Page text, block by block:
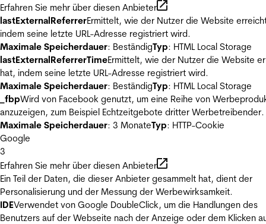
Erfahren Sie mehr über diesen Anbieter
lastExternalReferrerErmittelt, wie der Nutzer die Website
indem seine letzte URL-Adresse registriert wird.
Maximale Speicherdauer: BeständigTyp: HTML Local Storage
lastExternalReferrerTimeErmittelt, wie der Nutzer die Website
hat, indem seine letzte URL-Adresse registriert wird.
Maximale Speicherdauer: BeständigTyp: HTML Local Storage
_fbpWird von Facebook genutzt, um eine Reihe von
anzuzeigen, zum Beispiel Echtzeitgebote dritter Werbetreibender.
Maximale Speicherdauer: 3 MonateTyp: HTTP-Cookie
Google
3
Erfahren Sie mehr über diesen Anbieter
Ein Teil der Daten, die dieser Anbieter gesammelt hat, dient der
Personalisierung und der Messung der Werbewirksamkeit.
IDEVerwendet von Google DoubleClick, um die Handlungen des
Benutzers auf der Webseite nach der Anzeige oder dem Klicken